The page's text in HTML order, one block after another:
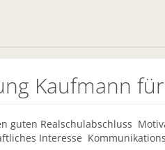
Kaufmann
guten Realschulabschluss
Interesse